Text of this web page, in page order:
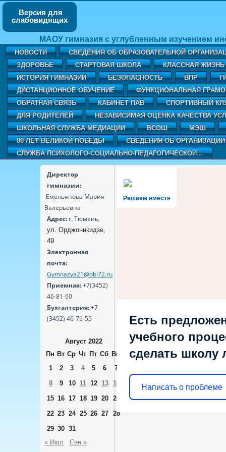
Версия для
слабовидящих
МАОУ гимназия с углубленным изучением
НОВОСТИ
СВЕДЕНИЯ ОБ ОБРАЗОВАТЕЛЬНОЙ
ЗДОРОВЬЕ
СТАРТОВАЯ ШКОЛА
КЛАССНАЯ ЖИЗНЬ
ИСТОРИЯ ГИМНАЗИИ
БЕЗОПАСНОСТЬ ВПР
ДИСТАНЦИОННОЕ ОБУЧЕНИЕ
ФУНКЦИОНАЛЬНАЯ
ОБРАТНАЯ СВЯЗЬ
КАБИНЕТ ПАВ
CПОРТИВНЫЙ
ДЛЯ РОДИТЕЛЕЙ
НЕЗАВИСИМАЯ ОЦЕНКА КАЧЕСТВА
ШКОЛЬНАЯ СЛУЖБА МЕДИАЦИИ
ВСОШ
МЭШ
80 ЛЕТ ВЕЛИКОЙ ПОБЕДЫ
СВЕДЕНИЯ ОБ
СЛУЖБА ПСИХОЛОГО-СОЦИАЛЬНО-ПЕДАГОГИЧЕСКОЙ…
Директор
гимназии:
Емельянова Мария
Валерьевна
Адрес: г. Тюмень,
ул. Орджоникидзе,
49
Электронная
почта:
Gymnazya21@obl72.ru
Приемная:+7(3452)
46-81-60
Бухгалтерия:+7
(3452) 46-79-55
Август 2022
Пн Вт Ср Чт Пт Сб Вс
1
2 3 4 5 6
7
8
9 10 11 12 13
14
15 16 17 18 19 20
21
22 23 24 25 26 27
28
29 30 31
« Июл
Сен »
Решаем вместе
Есть
учебного
сделать школу
Написать о проблеме